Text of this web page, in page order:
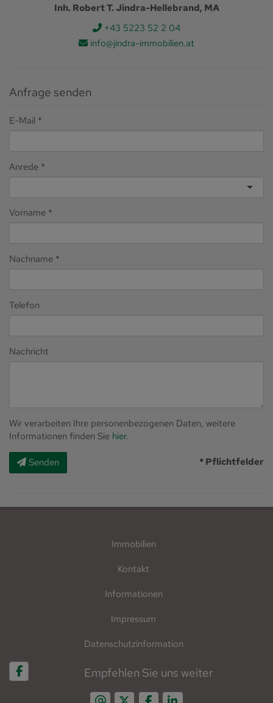
Inh. Robert T. Jindra-Hellebrand, MA
+43 5223 52 2 04
info@jindra-immobilien.at
Anfrage senden
E-Mail
Anrede
Vorname
Nachname
Telefon
Nachricht
Wir verarbeiten Ihre personenbezogenen Daten, weitere
Informationen finden Sie hier.
Senden * Pflichtfelder
Immobilien
Kontakt
Informationen
Impressum
Datenschutzinformation
Empfehlen Sie uns weiter